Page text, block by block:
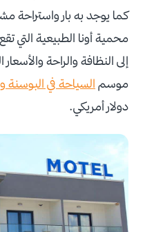
كما يوجد به بار واستراحة
إلى النظافة والراحة
موسم السياحة في البوسنة
دولار أمريكي.